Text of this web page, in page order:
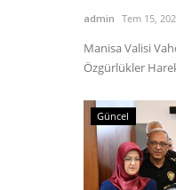
admin Tem 15,
Manisa Valisi
Özgürlükler
Güncel